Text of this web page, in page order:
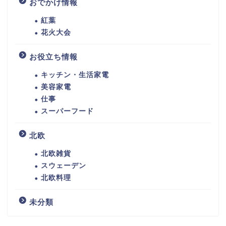
おでかけ情報
紅葉
花火大会
お役立ち情報
キッチン・生活家電
美容家電
仕事
スーパーフード
北欧
北欧雑貨
スウェーデン
北欧料理
未分類